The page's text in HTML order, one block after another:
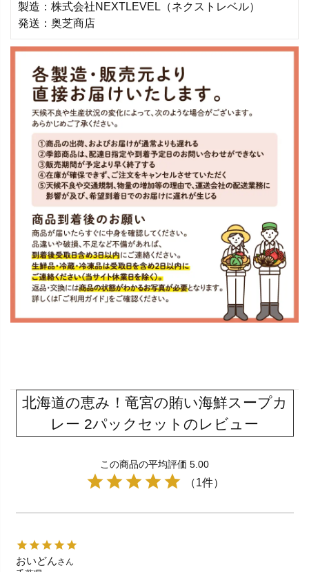
製造：株式会社NEXTLEVEL（ネクストレベル）
発送：奥芝商店
北海道の恵み！竜宮の賄い海鮮スープカ
レー 2パックセットのレビュー
この商品の平均評価 5.00
（1件）
おいどんさん